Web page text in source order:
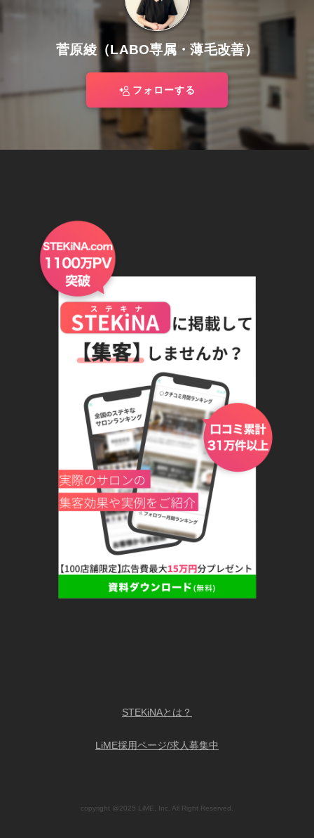
菅原綾（LABO専属・薄毛改善）
フォローする
STEKiNAとは？
LiME採用ページ/求人募集中
copyright @2025 LiME, Inc. All Right Reserved.